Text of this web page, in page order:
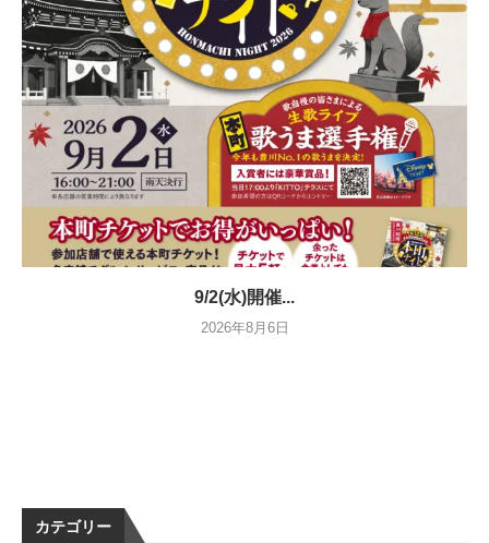
9/2(水)開催...
2026年8月6日
カテゴリー